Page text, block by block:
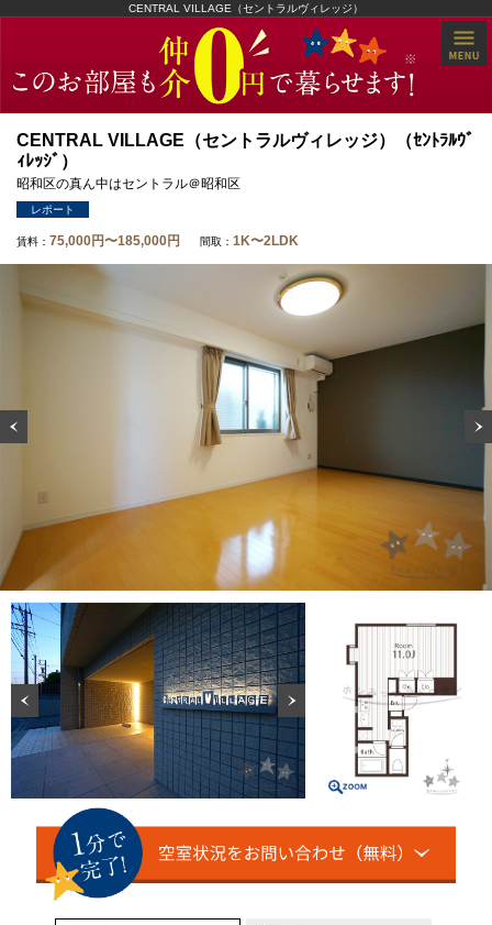
CENTRAL VILLAGE（セントラルヴィレッジ）
CENTRAL VILLAGE（セントラルヴィレッジ）（ｾﾝﾄﾗﾙｳﾞ
ｨﾚｯｼﾞ）
昭和区の真ん中はセントラル＠昭和区
レポート
賃料： 75,000円〜185,000円 間取： 1K〜2LDK